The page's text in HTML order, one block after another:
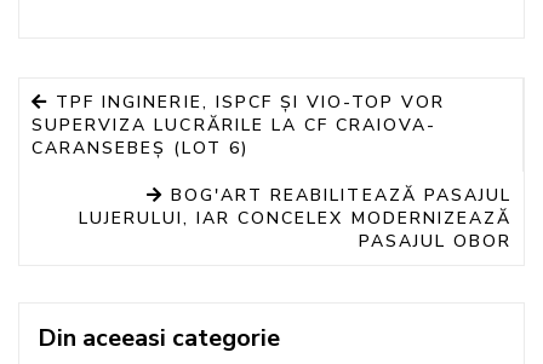
TPF INGINERIE, ISPCF ȘI VIO-TOP VOR
SUPERVIZA LUCRĂRILE LA CF CRAIOVA-
CARANSEBEȘ (LOT 6)
BOG'ART REABILITEAZĂ PASAJUL
LUJERULUI, IAR CONCELEX MODERNIZEAZĂ
PASAJUL OBOR
Din aceeasi categorie